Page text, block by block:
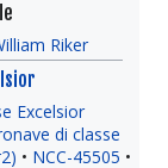
Riker
Excelsior
di classe
NCC-45505